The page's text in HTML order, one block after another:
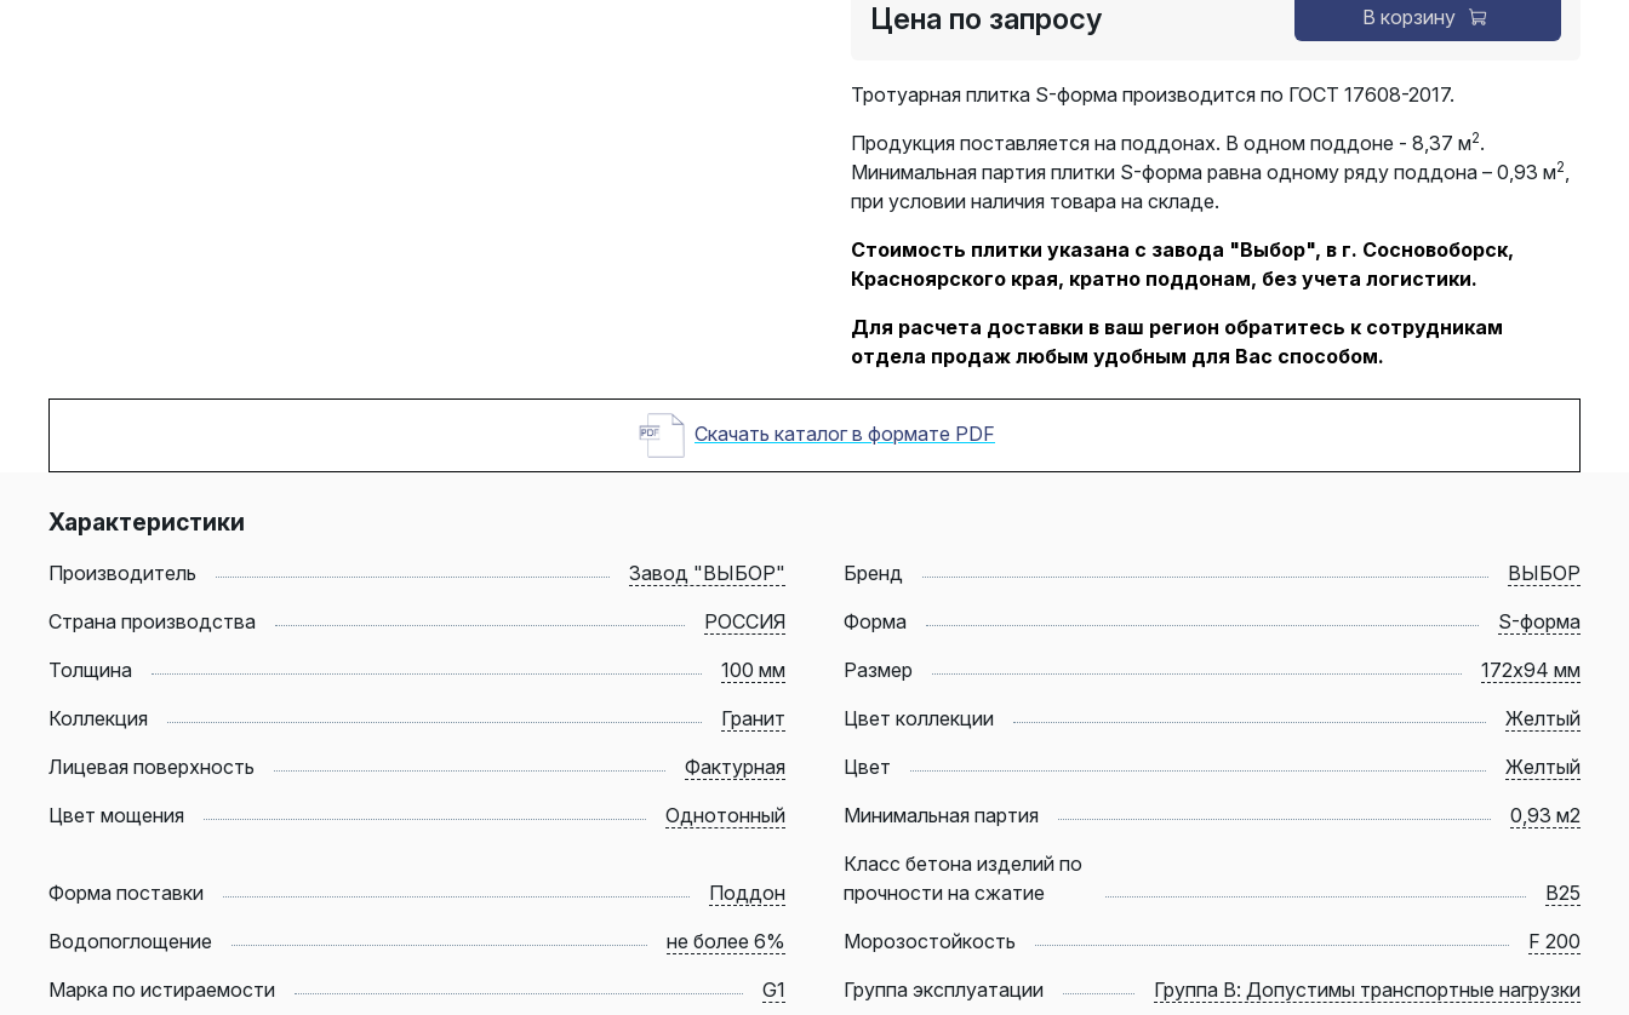
Цена по запросу В корзину
Тротуарная плитка S-форма производится по ГОСТ 17608-2017.
Продукция поставляется на поддонах. В одном поддоне - 8,37 м2.
Минимальная партия плитки S-форма равна одному ряду поддона – 0,93 м2,
при условии наличия товара на складе.
Стоимость плитки указана с завода "Выбор", в г. Сосновоборск,
Красноярского края, кратно поддонам, без учета логистики.
Для расчета доставки в ваш регион обратитесь к сотрудникам
отдела продаж любым удобным для Вас способом.
Скачать каталог в формате PDF
Характеристики
Производитель Завод "ВЫБОР" Бренд
ВЫБОР
Страна производства
РОССИЯ Форма
S-форма
Толщина
100 мм Размер
172х94 мм
Коллекция
Гранит Цвет коллекции
Желтый
Лицевая поверхность
Фактурная Цвет
Желтый
Цвет мощения
Однотонный Минимальная партия 0,93 м2
Форма поставки Поддон
Класс бетона изделий по
прочности на сжатие
B25
Водопоглощение
не более 6% Морозостойкость
F 200
Марка по истираемости
G1 Группа эксплуатации
Группа В: Допустимы транспортные нагрузки